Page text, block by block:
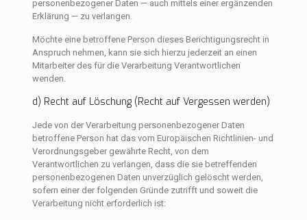
personenbezogener Daten — auch mittels einer ergänzenden
Erklärung — zu verlangen.
Möchte eine betroffene Person dieses Berichtigungsrecht in
Anspruch nehmen, kann sie sich hierzu jederzeit an einen
Mitarbeiter des für die Verarbeitung Verantwortlichen
wenden.
d) Recht auf Löschung (Recht auf Vergessen werden)
Jede von der Verarbeitung personenbezogener Daten
betroffene Person hat das vom Europäischen Richtlinien- und
Verordnungsgeber gewährte Recht, von dem
Verantwortlichen zu verlangen, dass die sie betreffenden
personenbezogenen Daten unverzüglich gelöscht werden,
sofern einer der folgenden Gründe zutrifft und soweit die
Verarbeitung nicht erforderlich ist: